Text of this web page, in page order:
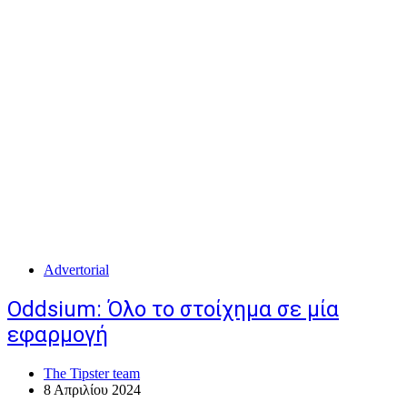
Advertorial
Oddsium: Όλο το στοίχημα σε μία
εφαρμογή
The Tipster team
8 Απριλίου 2024